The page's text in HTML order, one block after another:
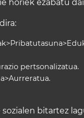
horiek ezabatu
pertsonalizatua.
bitartez